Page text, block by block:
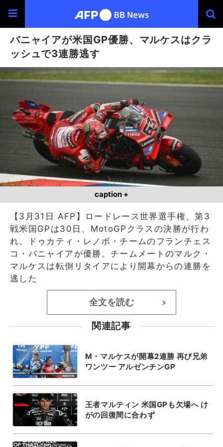
バニャイアが米国GP優勝、マルケスはクラ
ッシュで3連勝逃す
caption +
【3月31日 AFP】ロードレース世界選手権、第3
戦米国GPは30日、MotoGPクラスの決勝が行わ
れ、ドゥカティ・レノボ・チームのフランチェス
コ・バニャイアが優勝。チームメートのマルク・
マルケスは転倒リタイアにより開幕からの連勝を
逃した
全文を読む >
関連記事
M・マルケスが開幕2連勝 再び兄弟
ワンツー アルゼンチンGP
王者マルティン 米国GPも欠場へ け
がの回復間に合わず